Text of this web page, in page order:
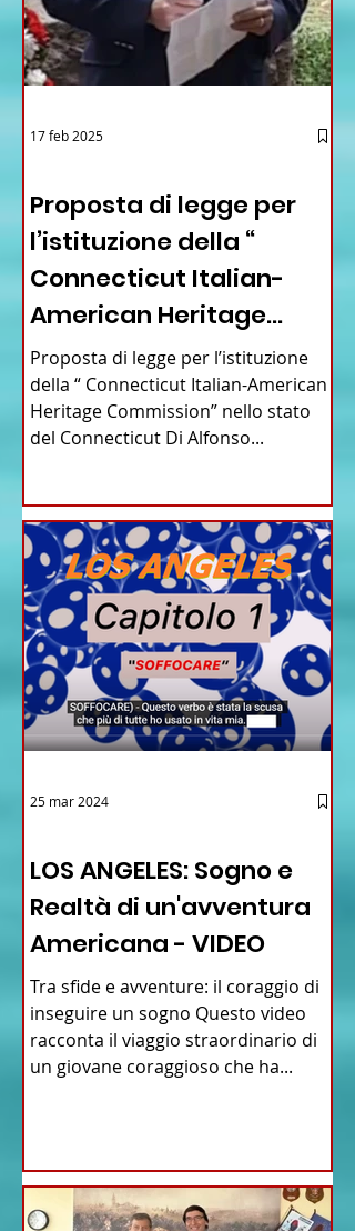
Proposta di legge per
l’istituzione della “
Connecticut Italian-
American Heritage
Commission” nello stato
del Connecticut
Proposta di legge per l’istituzione
della “ Connecticut Italian-American
Heritage Commission” nello stato
del Connecticut Di Alfonso...
17 feb 2025
LOS ANGELES: Sogno e
Realtà di un'avventura
Americana - VIDEO
Tra sfide e avventure: il coraggio di
inseguire un sogno Questo video
racconta il viaggio straordinario di
un giovane coraggioso che ha...
25 mar 2024